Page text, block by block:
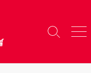
検
り
メ
ー